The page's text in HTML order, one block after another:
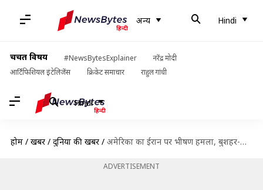
अन्य Hindi
चर्चित विषय #NewsBytesExplainer
नरेंद्र मोदी
आर्टिफिशियल इंटेलिजेंस
क्रिकेट समाचार राहुल गांधी
Hindi
होम / खबरें / दुनिया की खबरें / अमेरिका का ईरान पर भीषण हमला, बुशहर-चाबहार समेत कई शहरों में धमाके; 3 की मौत
ADVERTISEMENT